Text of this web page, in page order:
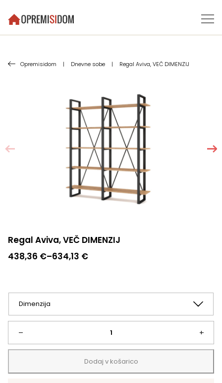
Opremisidom | Dnevne sobe | Regal Aviva, VEČ DIMENZIJ
Regal Aviva, VEČ DIMENZIJ
438,36 €–634,13 €
Cenovni
438,36 €
634,13 €
–
Regal
Aviva,
VEČ
+
Dodaj v košarico